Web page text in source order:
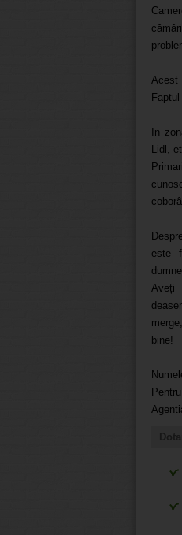
Acest
In
Lidl,
este
Aveți
bine!